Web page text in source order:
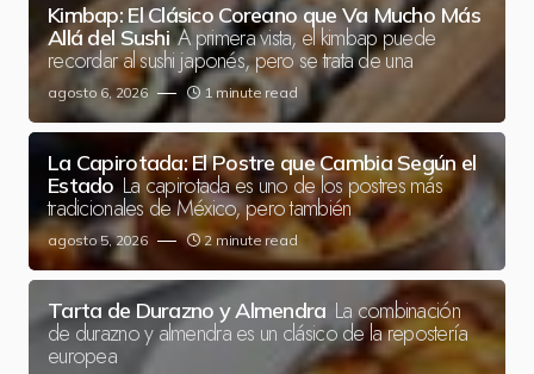
Kimbap: El Clásico Coreano que Va Mucho Más
Allá del Sushi A primera vista, el kimbap puede
recordar al sushi japonés, pero se trata de una
agosto 6, 2026 1 minute read
La Capirotada: El Postre que Cambia Según el
Estado La capirotada es uno de los postres más
tradicionales de México, pero también
agosto 5, 2026 2 minute read
Tarta de Durazno y Almendra La combinación
de durazno y almendra es un clásico de la repostería
europea